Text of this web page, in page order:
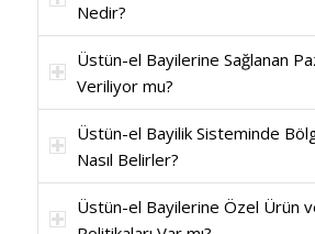
Nedir?
Üstün-el Bayilerine Sağlanan
Veriliyor mu?
Üstün-el Bayilik Sisteminde
Nasıl Belirler?
Üstün-el Bayilerine Özel Ürün